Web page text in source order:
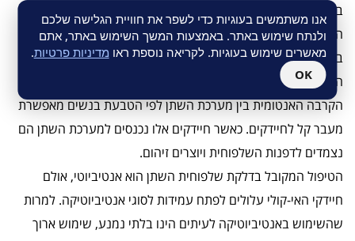
בקרב נשים. משפחת החיידקים המזוהה ביותר עם זיהום בדרכי
השתן היא E. Coli (Escherichia coli) הנמצאת באופן טבעי
במעיים ומקומה שם בלבד, כאשר היא מתרבה מחוץ למערכת
העיכול היא גורמת לזיהום.
הקרבה האנטומית בין מערכת השתן לפי הטבעת בנשים מאפשרת
מעבר קל לחיידקים. כאשר חיידקים אלו נכנסים למערכת השתן הם
נצמדים לדפנות השלפוחית ויוצרים זיהום.
הטיפול המקובל בדלקת שלפוחית השתן הוא אנטיביוטי, אולם
חיידקי האי-קולי עלולים לפתח עמידות לסוגי אנטיביוטיקה. למרות
שהשימוש באנטיביוטיקה לעיתים הינו בלתי נמנע, שימוש ארוך
אנו משתמשים בעוגיות כדי לשפר את חוויית הגלישה שלכם
ולנתח שימוש באתר. באמצעות המשך השימוש באתר, אתם
מאשרים שימוש בעוגיות. לקריאה נוספת ראו מדיניות פרטיות.
OK